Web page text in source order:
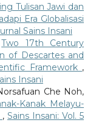
Tulisan Jawi dan
Era Globalisasi
Sains Insani
Two 17th Century
of Descartes and
Framework ,
Insani
Che Noh,
Kanak Melayu-
,Sains Insani: Vol. 5